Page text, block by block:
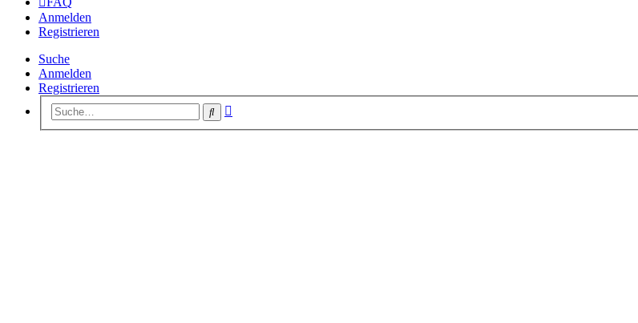
Anmelden
Registrieren
Suche
Anmelden
Registrieren
Suche